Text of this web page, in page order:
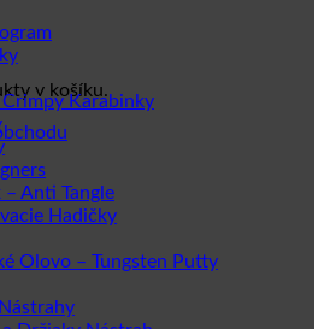
v košíku.
Crimpy Karabinky
– Anti Tangle
Hadičky
Olovo – Tungsten Putty